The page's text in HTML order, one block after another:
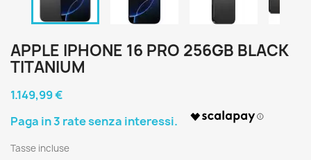
APPLE IPHONE 16 PRO 256GB BLACK
TITANIUM
1.149,99 €
Tasse incluse